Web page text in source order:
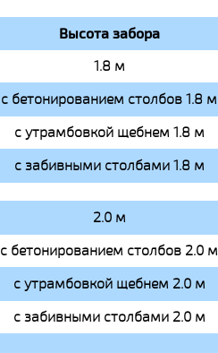
Высота забора
1.8 м
с бетонированием столбов 1.8 м
с утрамбовкой щебнем 1.8 м
с забивными столбами 1.8 м
2.0 м
с бетонированием столбов 2.0 м
с утрамбовкой щебнем 2.0 м
с забивными столбами 2.0 м